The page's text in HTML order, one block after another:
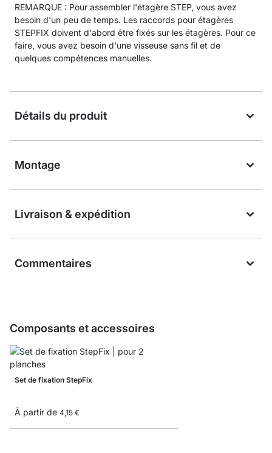
REMARQUE : Pour assembler l'étagère STEP, vous avez
besoin d'un peu de temps. Les raccords pour étagères
STEPFIX doivent d'abord être fixés sur les étagères. Pour ce
faire, vous avez besoin d'une visseuse sans fil et de
quelques compétences manuelles.
Détails du produit
Montage
Livraison & expédition
Commentaires
Composants et accessoires
Set de fixation StepFix
À partir de 4,15 €